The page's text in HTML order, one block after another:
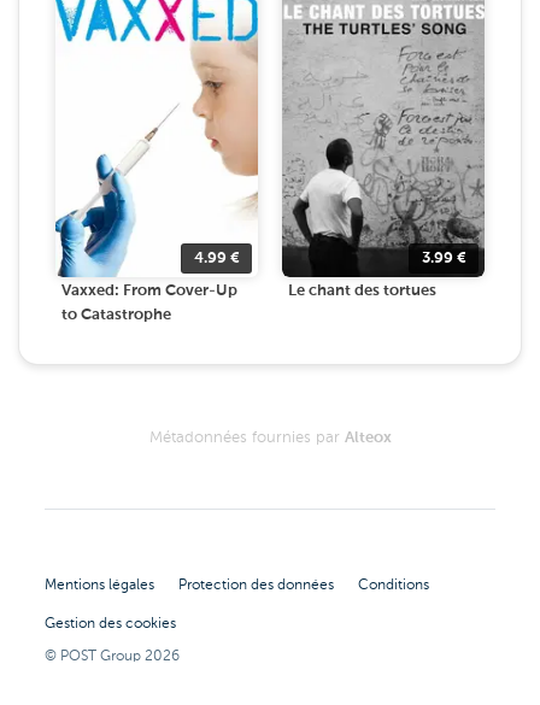
4.99 €
Vaxxed: From Cover-Up
to Catastrophe
3.99 €
Le chant des tortues
Métadonnées fournies par Alteox
Mentions légales Protection des données Conditions
Gestion des cookies
© POST Group2026